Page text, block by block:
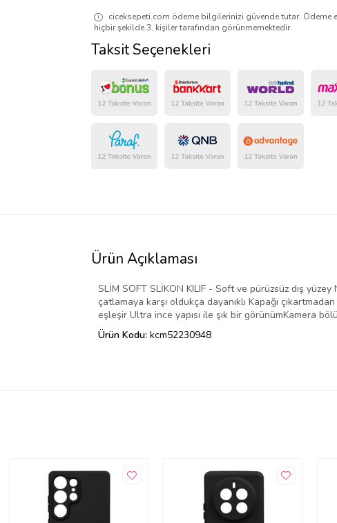
ciceksepeti.com ödeme bilgilerinizi güvende tutar. Ödeme
hiçbir şekilde 3. kişiler tarafından görünmemektedir.
Taksit Seçenekleri
Ürün Açıklaması
SLİM SOFT SLİKON KILIF - Soft ve pürüzsüz dış
çatlamaya karşı oldukça dayanıklı Kapağı
eşleşir Ultra ince yapısı ile şık bir görünümKamera
Ürün Kodu: kcm52230948